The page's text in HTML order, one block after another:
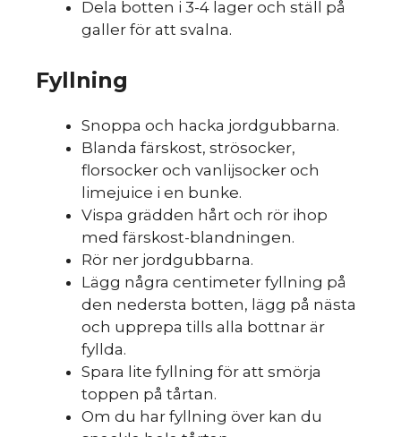
Dela botten i 3-4 lager och ställ på
galler för att svalna.
Fyllning
Snoppa och hacka jordgubbarna.
Blanda färskost, strösocker,
florsocker och vanlijsocker och
limejuice i en bunke.
Vispa grädden hårt och rör ihop
med färskost-blandningen.
Rör ner jordgubbarna.
Lägg några centimeter fyllning på
den nedersta botten, lägg på nästa
och upprepa tills alla bottnar är
fyllda.
Spara lite fyllning för att smörja
toppen på tårtan.
Om du har fyllning över kan du